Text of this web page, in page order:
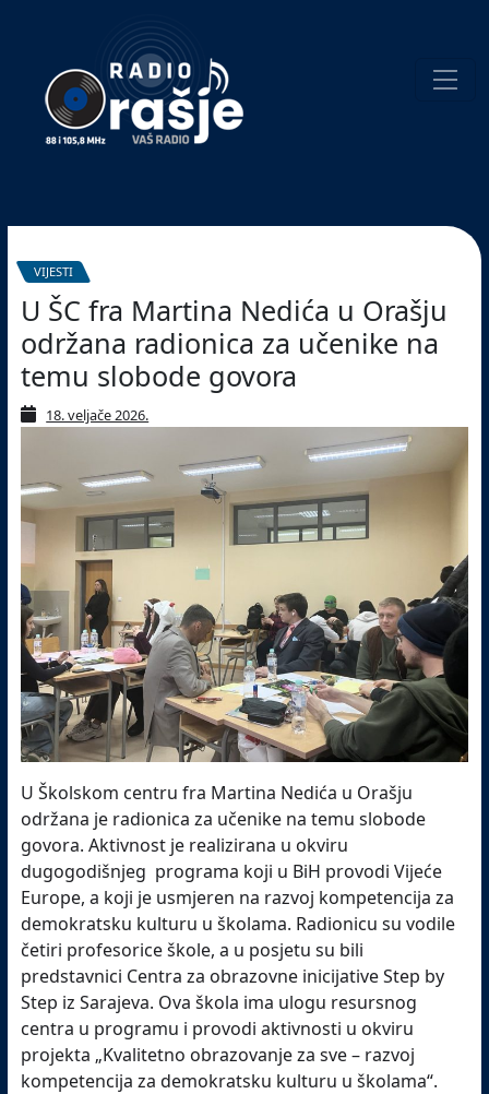
website!
VIJESTI
U ŠC fra Martina Nedića u Orašju
održana radionica za učenike na
temu slobode govora
18. veljače 2026.
U Školskom centru fra Martina Nedića u Orašju
održana je radionica za učenike na temu slobode
govora. Aktivnost je realizirana u okviru
dugogodišnjeg programa koji u BiH provodi Vijeće
Europe, a koji je usmjeren na razvoj kompetencija za
demokratsku kulturu u školama. Radionicu su vodile
četiri profesorice škole, a u posjetu su bili
predstavnici Centra za obrazovne inicijative Step by
Step iz Sarajeva. Ova škola ima ulogu resursnog
centra u programu i provodi aktivnosti u okviru
projekta „Kvalitetno obrazovanje za sve – razvoj
kompetencija za demokratsku kulturu u školama“.